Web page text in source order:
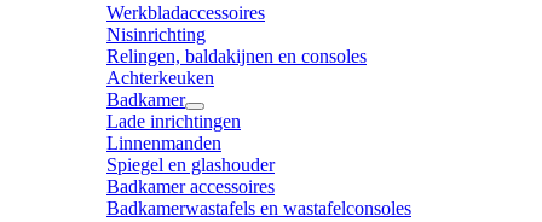
Werkbladaccessoires
Nisinrichting
Relingen, baldakijnen en consoles
Achterkeuken
Badkamer
Lade inrichtingen
Linnenmanden
Spiegel en glashouder
Badkamer accessoires
Badkamerwastafels en wastafelconsoles